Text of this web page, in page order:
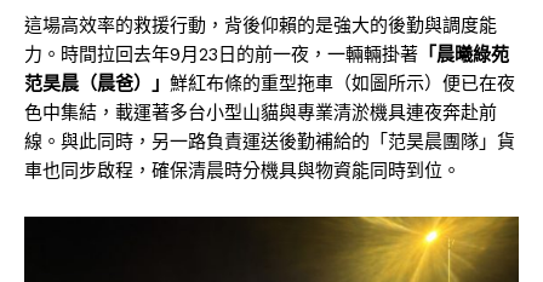
這場高效率的救援行動，背後仰賴的是強大的後勤與調度能
力。時間拉回去年9月23日的前一夜，一輛輛掛著 「晨曦綠苑
范昊晨（晨爸）」 鮮紅布條的重型拖車（如圖所示）便已在夜
色中集結，載運著多台小型山貓與專業清淤機具連夜奔赴前
線。與此同時，另一路負責運送後勤補給的「范昊晨團隊」貨
車也同步啟程，確保清晨時分機具與物資能同時到位。